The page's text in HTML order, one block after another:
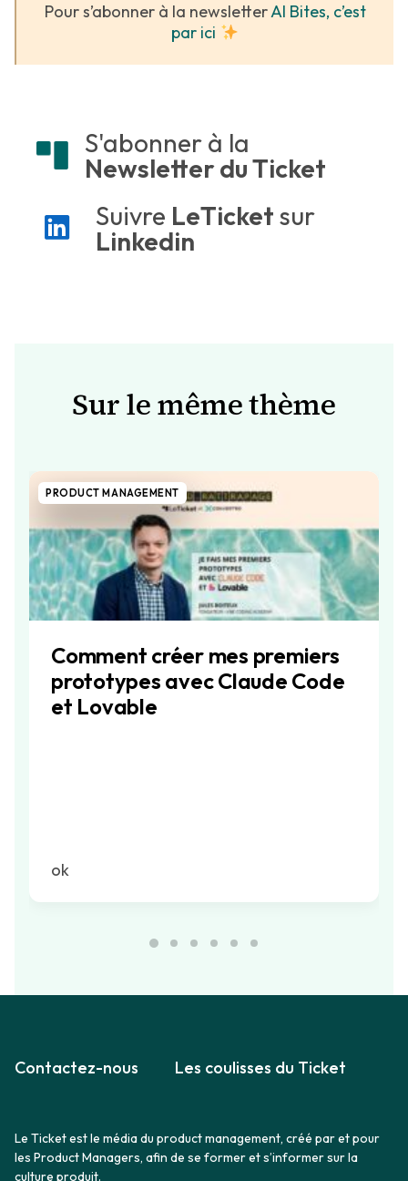
Pour s’abonner à la newsletterAI Bites, c’est
par ici
S'abonner à la
Newsletter du Ticket
Suivre LeTicket sur
Linkedin
Sur le même thème
PRODUCT MANAGEMENT
Comment créer mes premiers
prototypes avec Claude Code
et Lovable
ok
Contactez-nous Les coulisses du Ticket
Le Ticket est le média du product management, créé par et pour
les Product Managers, afin de se former et s’informer sur la
culture produit.